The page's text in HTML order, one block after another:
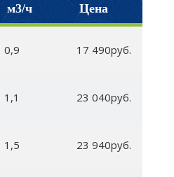
м3/ч
Цена
0,9 17 490руб.
1,1 23 040руб.
1,5 23 940руб.